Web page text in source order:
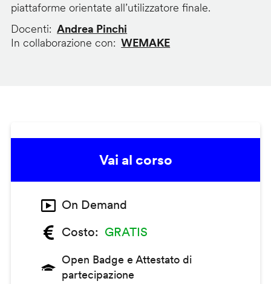
piattaforme orientate all’utilizzatore finale.
Docenti
Andrea Pinchi
In collaborazione con
WEMAKE
Vai al corso
On Demand
Costo
GRATIS
Open Badge e Attestato di
partecipazione